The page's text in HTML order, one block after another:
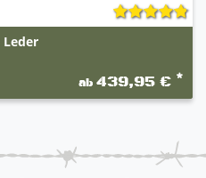
Dämpfungssohlensystem
Mittelsohle
aus Gummi
Leder
ab439,95 € *